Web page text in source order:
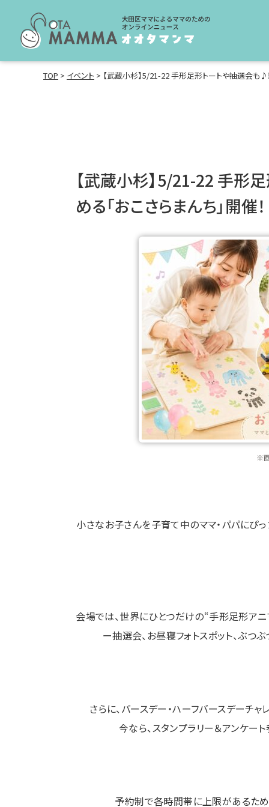
TOP > イベント > 【武蔵小杉】5/21-22 手形足形トートや抽選会も♪
【武蔵小杉】5/21-22 手形
める「おこさらまんち」開催！
※
小さなお子さんを子育て中のママ・パパにぴ
会場では、世界にひとつだけの“手形足形アニ
ー抽選会、お昼寝フォトスポット、ぶつ
さらに、バースデー・ハーフバースデーチ
今なら、スタンプラリー＆アンケー
予約制で各時間帯に上限があるた